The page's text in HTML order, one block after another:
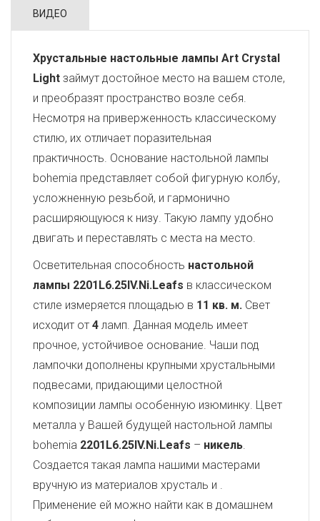
ВИДЕО
Хрустальные настольные лампы Art Crystal
Light займут достойное место на вашем столе,
и преобразят пространство возле себя.
Несмотря на приверженность классическому
стилю, их отличает поразительная
практичность. Основание настольной лампы
bohemia представляет собой фигурную колбу,
усложненную резьбой, и гармонично
расширяющуюся к низу. Такую лампу удобно
двигать и переставлять с места на место.
Осветительная способность настольной
лампы 2201L6.25IV.Ni.Leafs в классическом
стиле измеряется площадью в 11 кв. м. Свет
исходит от 4 ламп. Данная модель имеет
прочное, устойчивое основание. Чаши под
лампочки дополнены крупными хрустальными
подвесами, придающими целостной
композиции лампы особенную изюминку. Цвет
металла у Вашей будущей настольной лампы
bohemia 2201L6.25IV.Ni.Leafs – никель.
Создается такая лампа нашими мастерами
вручную из материалов хрусталь и .
Применение ей можно найти как в домашнем